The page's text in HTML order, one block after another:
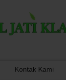
Kontak Kami